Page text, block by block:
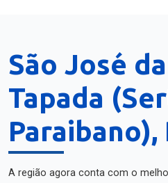
São José
Tapada
Paraibano),
A região agora conta com o